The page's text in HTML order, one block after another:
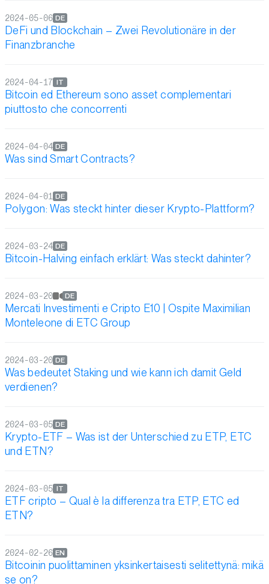
DeFi und Blockchain – Zwei Revolutionäre in der
Finanzbranche
DE
2024-05-06
Bitcoin ed Ethereum sono asset complementari
piuttosto che concorrenti
IT
2024-04-17
Was sind Smart Contracts?
DE
2024-04-04
Polygon: Was steckt hinter dieser Krypto-Plattform?
DE
2024-04-01
Bitcoin-Halving einfach erklärt: Was steckt dahinter?
DE
2024-03-24
Mercati Investimenti e Cripto E10 | Ospite Maximilian
Monteleone di ETC Group
DE
2024-03-20
Was bedeutet Staking und wie kann ich damit Geld
verdienen?
DE
2024-03-20
Krypto-ETF – Was ist der Unterschied zu ETP, ETC
und ETN?
DE
2024-03-05
ETF cripto – Qual è la differenza tra ETP, ETC ed
ETN?
IT
2024-03-05
Bitcoinin puolittaminen yksinkertaisesti selitettynä: mikä
se on?
EN
2024-02-26